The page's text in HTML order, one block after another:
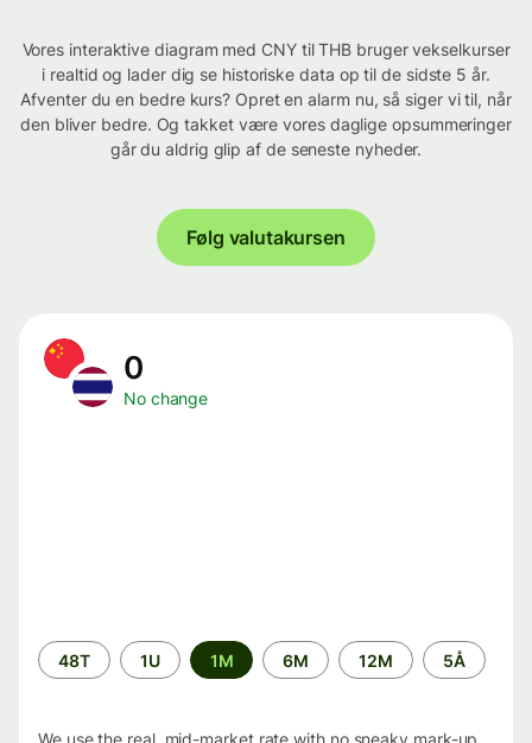
Vores interaktive diagram med CNY til THB bruger vekselkurser
i realtid og lader dig se historiske data op til de sidste 5 år.
Afventer du en bedre kurs? Opret en alarm nu, så siger vi til, når
den bliver bedre. Og takket være vores daglige opsummeringer
går du aldrig glip af de seneste nyheder.
Følg valutakursen
0
No change
Time
period
48T 1U 1M 6M 12M 5Å